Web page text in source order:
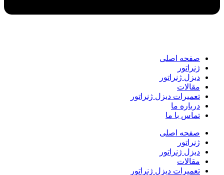
صفحه اصلی
ژنراتور
دیزل ژنراتور
مقالات
تعمیرات دیزل ژنراتور
درباره ما
تماس با ما
صفحه اصلی
ژنراتور
دیزل ژنراتور
مقالات
تعمیرات دیزل ژنراتور